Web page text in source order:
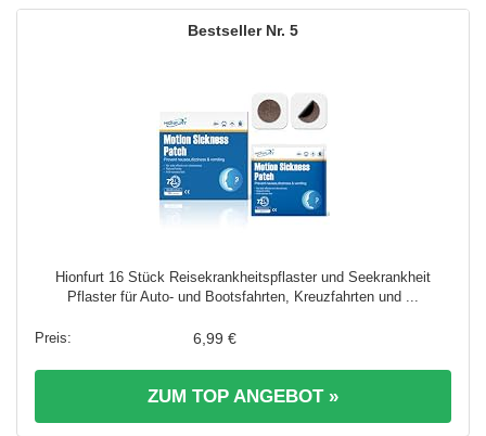
5
Hionfurt 16 Stück Reisekrankheitspflaster und Seekrankheit
Pflaster für Auto- und Bootsfahrten, Kreuzfahrten und ...
6,99 €
ZUM TOP ANGEBOT »